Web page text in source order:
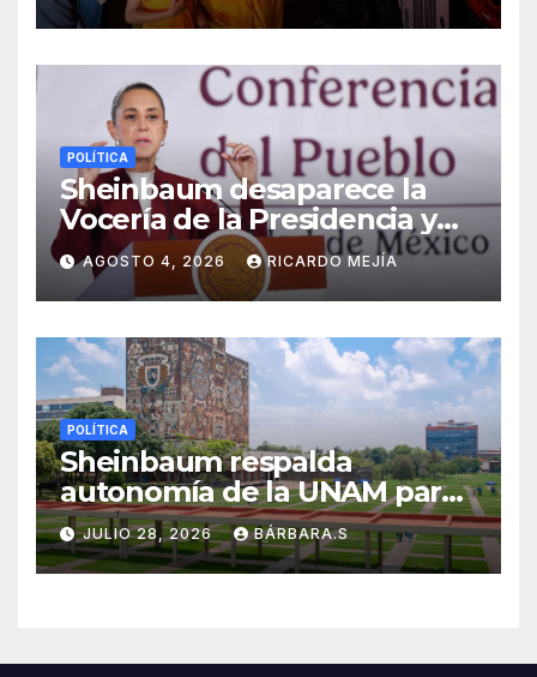
POLÍTICA
Sheinbaum desaparece la
Vocería de la Presidencia y
crea nueva Unidad de
Ayudantía
AGOSTO 4, 2026 RICARDO MEJÍA
POLÍTICA
Sheinbaum respalda
autonomía de la UNAM para
resolver polémica por
examen de ingreso
JULIO 28, 2026 BÁRBARA.S